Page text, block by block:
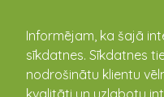
Informējam, ka šajā
sīkdatnes. Sīkdatnes
nodrošinātu klientu
kvalitāti un uzlabotu
kandava.lv